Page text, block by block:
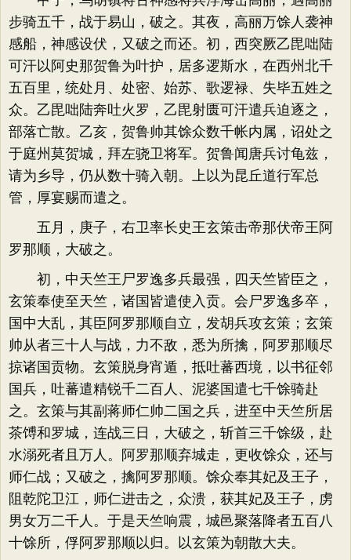
步骑五千，战于易山，破之。其夜，高丽万馀人袭神
感船，神感设伏，又破之而还。初，西突厥乙毘咄陆
可汗以阿史那贺鲁为叶护，居多逻斯水，在西州北千
五百里，统处月、处密、始苏、歌逻禄、失毕五姓之
众。乙毘咄陆奔吐火罗，乙毘射匮可汗遣兵迫逐之，
部落亡散。乙亥，贺鲁帅其馀众数千帐内属，诏处之
于庭州莫贺城，拜左骁卫将军。贺鲁闻唐兵讨龟兹，
请为乡导，仍从数十骑入朝。上以为昆丘道行军总
管，厚宴赐而遣之。
五月，庚子，右卫率长史王玄策击帝那伏帝王阿
罗那顺，大破之。
初，中天竺王尸罗逸多兵最强，四天竺皆臣之，
玄策奉使至天竺，诸国皆遣使入贡。会尸罗逸多卒，
国中大乱，其臣阿罗那顺自立，发胡兵攻玄策；玄策
帅从者三十人与战，力不敌，悉为所擒，阿罗那顺尽
掠诸国贡物。玄策脱身宵遁，抵吐蕃西境，以书征邻
国兵，吐蕃遣精锐千二百人、泥婆国遣七千馀骑赴
之。玄策与其副蒋师仁帅二国之兵，进至中天竺所居
茶馎和罗城，连战三日，大破之，斩首三千馀级，赴
水溺死者且万人。阿罗那顺弃城走，更收馀众，还与
师仁战；又破之，擒阿罗那顺。馀众奉其妃及王子，
阻乾陀卫江，师仁进击之，众溃，获其妃及王子，虏
男女万二千人。于是天竺响震，城邑聚落降者五百八
十馀所，俘阿罗那顺以归。以玄策为朝散大夫。